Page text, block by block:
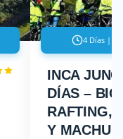
4 Días | 3
INCA
DÍAS –
RAFTING,
Y MACHU